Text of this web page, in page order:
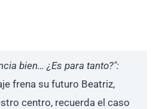
bien… ¿Es para tanto?":
frena su futuro Beatriz,
centro, recuerda el caso